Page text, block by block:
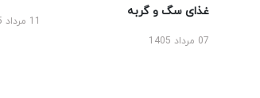
غذای سگ و گربه
07 مرداد 1405
11 مرداد 1405